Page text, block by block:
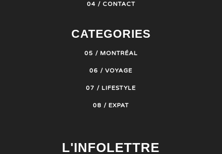
04 / CONTACT
CATEGORIES
05 / MONTRÉAL
06 / VOYAGE
07 / LIFESTYLE
08 / EXPAT
L'INFOLETTRE